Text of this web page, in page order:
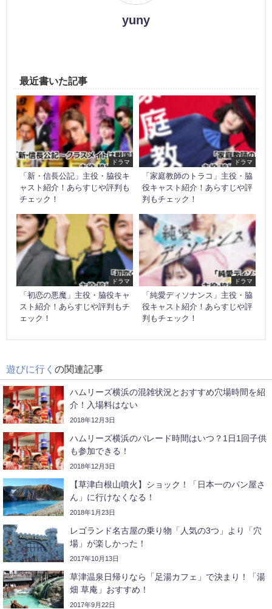
yuny
最近書いた記事
ドラマ
「新・信長公記」主役・脇役キ
ャスト紹介！あらすじや評判も
チェック！
ドラマ
「家庭教師のトラコ」主役・脇
役キャスト紹介！あらすじや評
判もチェック！
ドラマ
「初恋の悪魔」主役・脇役キャ
スト紹介！あらすじや評判もチ
ェック！
ドラマ
「純愛ディソナンス」主役・脇
役キャスト紹介！あらすじや評
判もチェック！
遊びに行く の関連記事
ハムリーズ横浜の混雑状況とおすすめ穴場時間を紹
介！入場料はない
2018年12月3日
ハムリーズ横浜のパレード時間はいつ？1日1回子供
も参加できる！
2018年12月3日
【草津白根山噴火】ショック！「日本一のパン屋さ
ん」に行けなくなる！
2018年1月23日
レゴランド名古屋の乗り物「人気の3つ」より「穴
場」が楽しかった！
2017年10月13日
草津温泉日帰りなら「足湯カフェ」で決まり！「湯
畑 草庵」おすすめ！
2017年9月22日